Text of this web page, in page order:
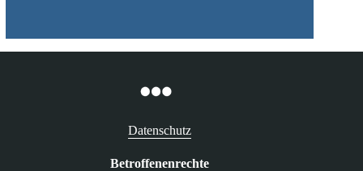
Datenschutz
Betroffenenrechte